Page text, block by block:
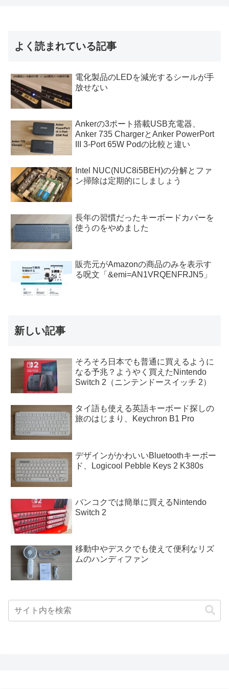
よく読まれている記事
電化製品のLEDを減光するシールが手
放せない
Ankerの3ポート搭載USB充電器、
Anker 735 ChargerとAnker PowerPort
III 3-Port 65W Podの比較と違い
Intel NUC(NUC8i5BEH)の分解とファ
ン掃除は定期的にしましょう
長年の習慣だったキーボードカバーを
使うのをやめました
販売元がAmazonの商品のみを表示す
る呪文「&emi=AN1VRQENFRJN5」
新しい記事
そろそろ日本でも普通に買えるように
なる予兆？ようやく買えたNintendo
Switch 2（ニンテンドースイッチ 2）
タイ語も使える英語キーボード探しの
旅のはじまり、Keychron B1 Pro
デザインがかわいいBluetoothキーボー
ド、Logicool Pebble Keys 2 K380s
バンコクでは簡単に買えるNintendo
Switch 2
移動中やデスクでも使えて便利なリズ
ムのハンディファン